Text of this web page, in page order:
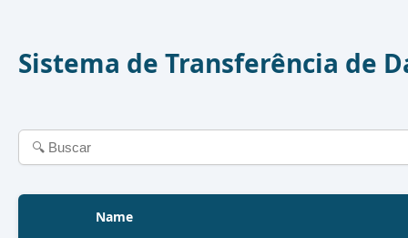
Sistema de Transferência de
Name